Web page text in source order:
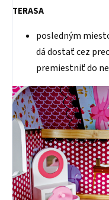
TERASA
posledným
dá dostať cez
premiestniť do